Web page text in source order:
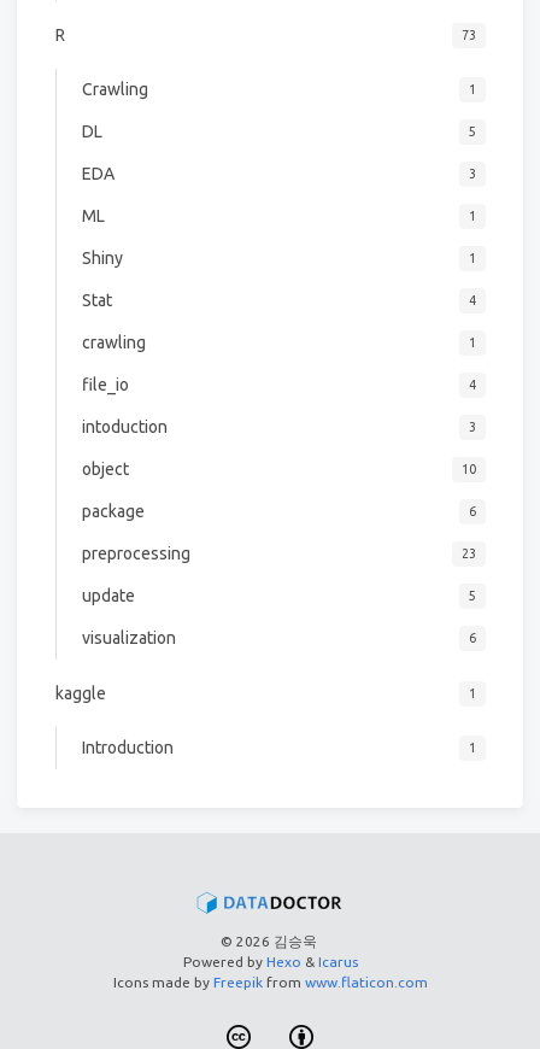
R 73
Crawling 1
DL 5
EDA 3
ML 1
Shiny 1
Stat 4
crawling 1
file_io 4
intoduction 3
object 10
package 6
preprocessing 23
update 5
visualization 6
kaggle 1
Introduction 1
© 2026 김승욱
Powered by Hexo & Icarus
Icons made by Freepikfrom www.flaticon.com